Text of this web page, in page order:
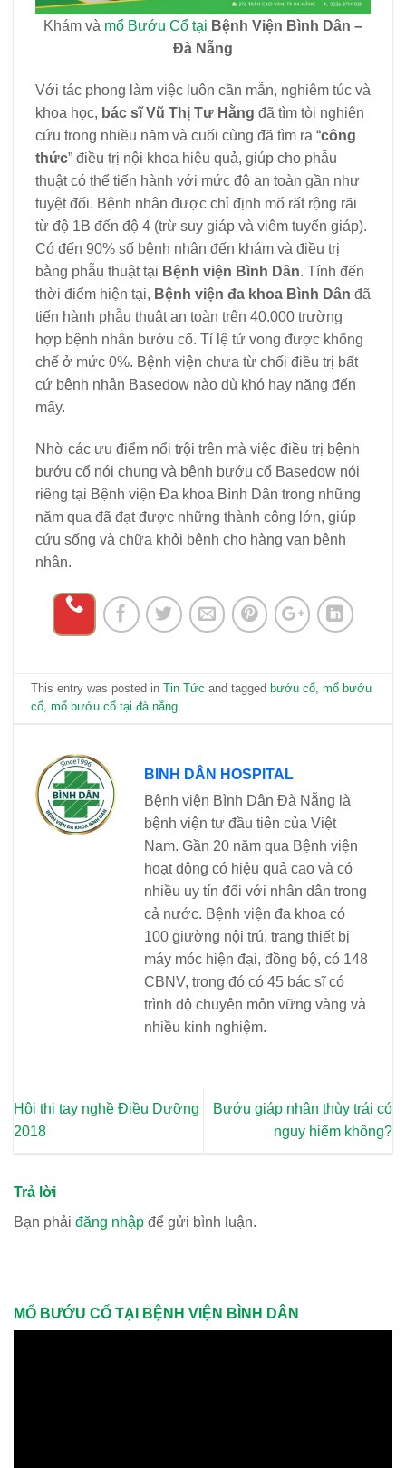
Khám và mổ Bướu Cổ tại Bệnh Viện Bình Dân –
Đà Nẵng
Với tác phong làm việc luôn cần mẫn, nghiêm túc và
khoa học, bác sĩ Vũ Thị Tư Hằng đã tìm tòi nghiên
cứu trong nhiều năm và cuối cùng đã tìm ra “công
thức” điều trị nội khoa hiệu quả, giúp cho phẫu
thuật có thể tiến hành với mức độ an toàn gần như
tuyệt đối. Bệnh nhân được chỉ định mổ rất rộng rãi
từ độ 1B đến độ 4 (trừ suy giáp và viêm tuyến giáp).
Có đến 90% số bệnh nhân đến khám và điều trị
bằng phẫu thuật tại Bệnh viện Bình Dân. Tính đến
thời điểm hiện tại, Bệnh viện đa khoa Bình Dân đã
tiến hành phẫu thuật an toàn trên 40.000 trường
hợp bệnh nhân bướu cổ. Tỉ lệ tử vong được khống
chế ở mức 0%. Bệnh viện chưa từ chối điều trị bất
cứ bệnh nhân Basedow nào dù khó hay nặng đến
mấy.
Nhờ các ưu điểm nổi trội trên mà việc điều trị bệnh
bướu cổ nói chung và bệnh bướu cổ Basedow nói
riêng tại Bệnh viện Đa khoa Bình Dân trong những
năm qua đã đạt được những thành công lớn, giúp
cứu sống và chữa khỏi bệnh cho hàng vạn bệnh
nhân.
This entry was posted inTin Tức and tagged bướu cổ ,mổ bướu
cổ ,mổ bướu cổ tại đà nẵng
BINH DÂN HOSPITAL
Bệnh viện Bình Dân Đà Nẵng là
bệnh viện tư đầu tiên của Việt
Nam. Gần 20 năm qua Bệnh viện
hoạt động có hiệu quả cao và có
nhiều uy tín đối với nhân dân trong
cả nước. Bệnh viện đa khoa có
100 giường nội trú, trang thiết bị
máy móc hiện đại, đồng bộ, có 148
CBNV, trong đó có 45 bác sĩ có
trình độ chuyên môn vững vàng và
nhiều kinh nghiệm.
Hội thi tay nghề Điều Dưỡng
2018
Bướu giáp nhân thùy trái có
nguy hiểm không?
Trả lời
Bạn phải đăng nhập để gửi bình luận.
MỔ BƯỚU CỔ TẠI BỆNH VIỆN BÌNH DÂN